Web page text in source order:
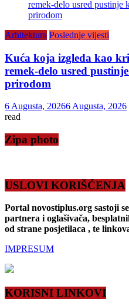
Arhitektura Poslednje vijesti
Kuća koja izgleda kao
remek-delo usred
prirodom
6 Augusta, 20266 Augusta, 2026
read
Zipa photo
USLOVI KORIŠĆENJA
Portal novostiplus.org sastoji
partnera i oglašivača,
od strane posjetilaca , te
IMPRESUM
KORISNI LINKOVI